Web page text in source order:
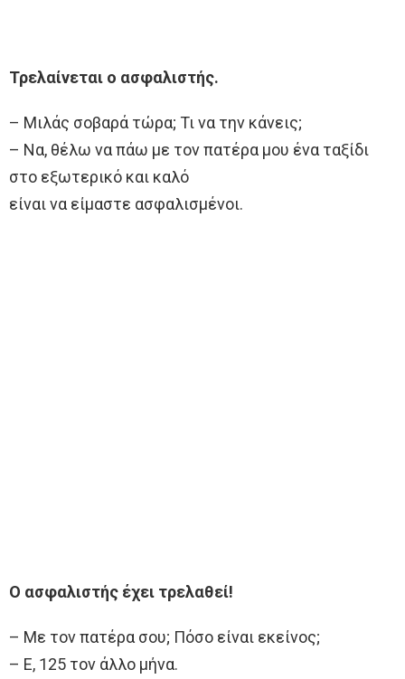
Τρελαίνεται ο ασφαλιστής.
– Μιλάς σοβαρά τώρα; Τι να την κάνεις;
– Να, θέλω να πάω με τον πατέρα μου ένα ταξίδι
στο εξωτερικό και καλό
είναι να είμαστε ασφαλισμένοι.
Ο ασφαλιστής έχει τρελαθεί!
– Με τον πατέρα σου; Πόσο είναι εκείνος;
– Ε, 125 τον άλλο μήνα.